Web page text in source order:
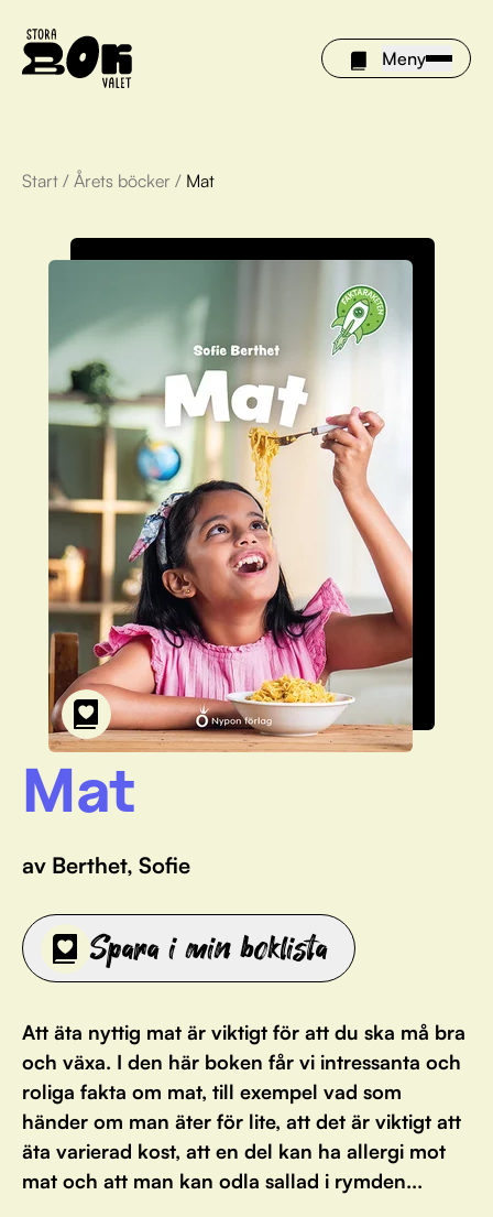
Meny
Årets böcker
Om Stora bokvalet
Olivia tipsar
Vinnare
FAQ
För bibliotek
Start / Årets böcker / Mat
Mat
av Berthet, Sofie
Spara i min boklista
Att äta nyttig mat är viktigt för att du ska må bra
och växa. I den här boken får vi intressanta och
roliga fakta om mat, till exempel vad som
händer om man äter för lite, att det är viktigt att
äta varierad kost, att en del kan ha allergi mot
mat och att man kan odla sallad i rymden...